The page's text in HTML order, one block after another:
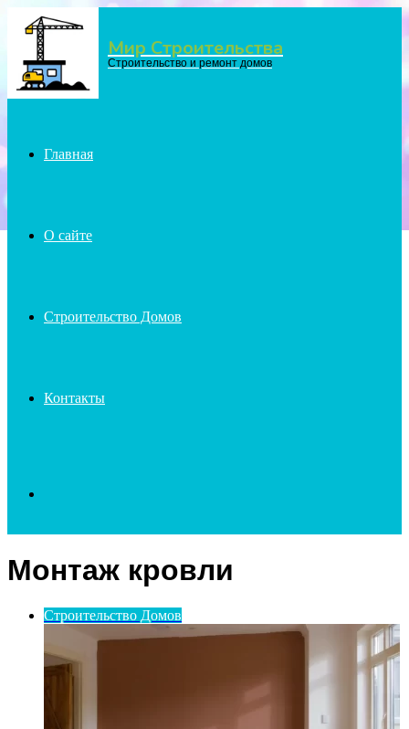
Menu Мир Строительства
Строительство и ремонт домов
Главная
О сайте
Строительство Домов
Контакты
for
Монтаж кровли
Строительство Домов